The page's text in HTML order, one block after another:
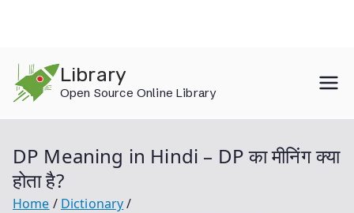
content
Library
Open Source Online Library
DP Meaning in Hindi – DP का मीनिंग क्या
होता है?
Home
Dictionary